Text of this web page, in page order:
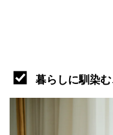
暮らしに馴染